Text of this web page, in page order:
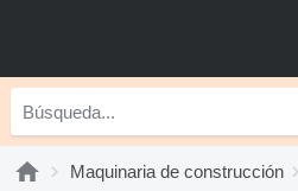
Maquinaria de construcción